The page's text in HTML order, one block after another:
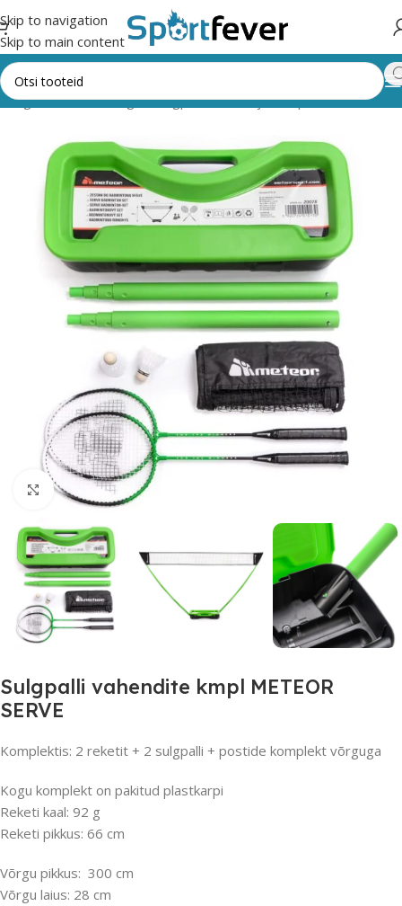
Skip to navigation
Skip to main content
Pallimängud Sulgpall Reketid ja komplektid Meteor
Suurendamiseks klõpsake
Sulgpalli vahendite kmpl METEOR
SERVE
Komplektis: 2 reketit + 2 sulgpalli + postide komplekt võrguga
Kogu komplekt on pakitud plastkarpi
Reketi kaal: 92 g
Reketi pikkus: 66 cm
Võrgu pikkus: 300 cm
Võrgu laius: 28 cm